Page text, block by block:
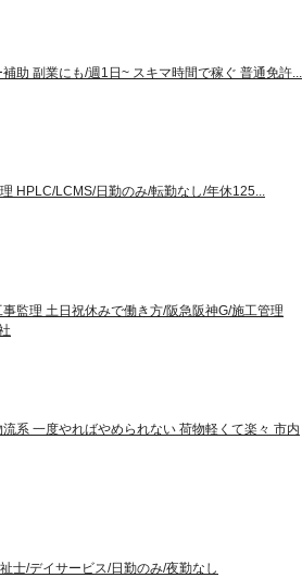
助 副業にも/週1日~ スキマ時間で稼ぐ 普通免許...
HPLC/LCMS/日勤のみ/転勤なし/年休125...
監理 土日祝休みで働き方/阪急阪神G/施工管理
系 一度やればやめられない 荷物軽くて楽々 市内
士/デイサービス/日勤のみ/夜勤なし